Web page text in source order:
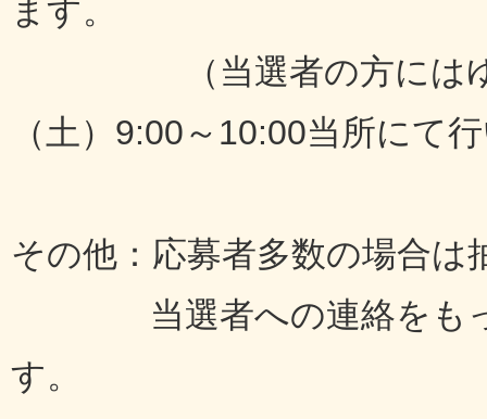
ます。
（当選者の方にはゆか
（土）9:00～10:00当所にて
その他：応募者多数の場合は
当選者への連絡をもっ
す。